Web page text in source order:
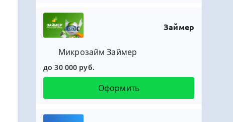
Займер
Микрозайм Займер
до 30 000 руб.
Оформить